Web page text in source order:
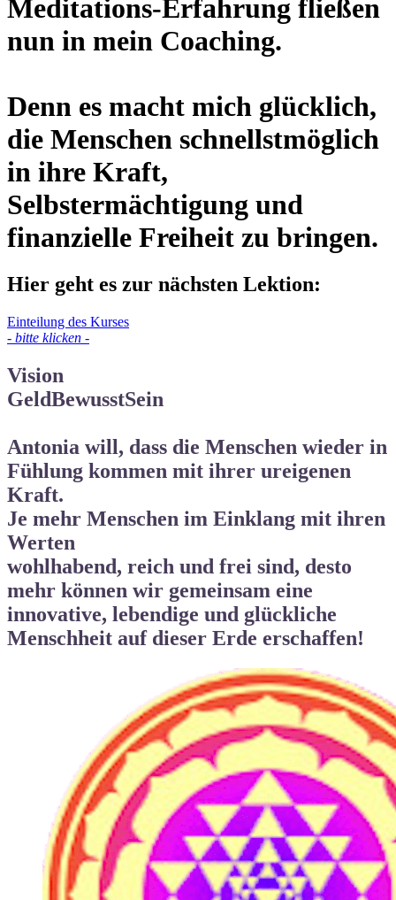
Meditations-Erfahrung fließen
nun in mein Coaching.
Denn es macht mich glücklich,
die Menschen schnellstmöglich
in ihre Kraft,
Selbstermächtigung und
finanzielle Freiheit zu bringen.
Hier geht es zur nächsten Lektion:
Einteilung des Kurses
- bitte klicken -
Vision
GeldBewusstSein
Antonia will, dass die Menschen wieder in
Fühlung kommen mit ihrer ureigenen
Kraft.
Je mehr Menschen im Einklang mit ihren
Werten
wohlhabend, reich und frei sind, desto
mehr können wir gemeinsam eine
innovative, lebendige und glückliche
Menschheit auf dieser Erde erschaffen!